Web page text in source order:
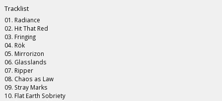
Tracklist
01. Radiance
02. Hit That Red
03. Fringing
04. Rök
05. Mirrorizon
06. Glasslands
07. Ripper
08. Chaos as Law
09. Stray Marks
10. Flat Earth Sobriety